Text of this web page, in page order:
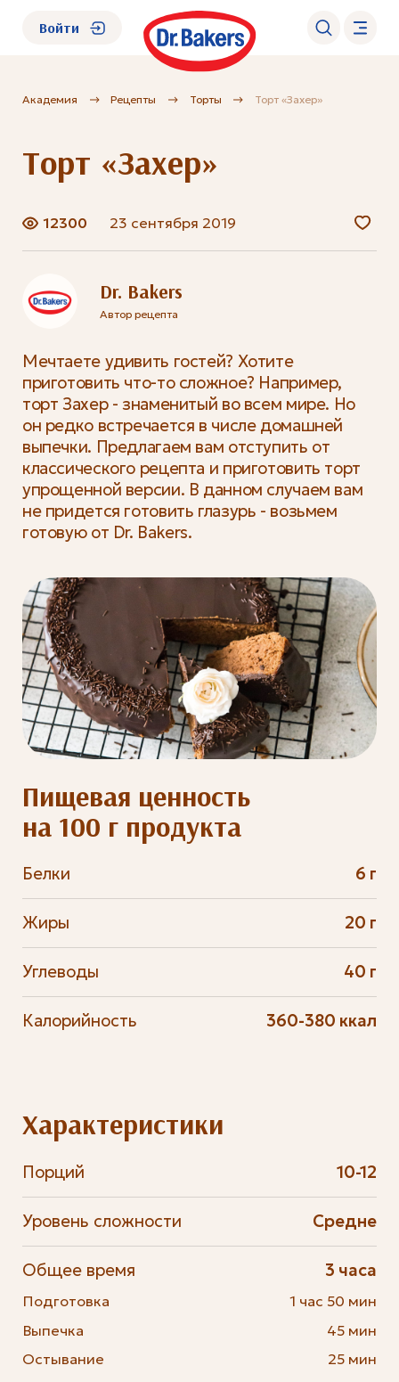
О нас
Каталог
Академия
Войти
Академия Рецепты Торты Торт «Захер»
Торт «Захер»
12300 23 сентября 2019
Dr. Bakers
Автор рецепта
Мечтаете удивить гостей? Хотите
приготовить что-то сложное? Например,
торт Захер - знаменитый во всем мире. Но
он редко встречается в числе домашней
выпечки. Предлагаем вам отступить от
классического рецепта и приготовить торт
упрощенной версии. В данном случаем вам
не придется готовить глазурь - возьмем
готовую от Dr. Bakers.
Пищевая ценность
на 100 г продукта
Белки 6 г
Жиры 20 г
Углеводы 40 г
Калорийность 360-380 ккал
Характеристики
Порций 10-12
Уровень сложности Средне
Общее время
Подготовка
Выпечка
Остывание
3 часа
1 час 50 мин
45 мин
25 мин